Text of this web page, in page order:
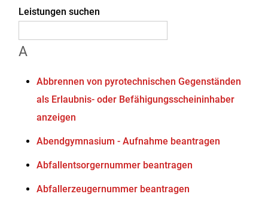
Leistungen suchen
A
Abbrennen von pyrotechnischen Gegenständen
als Erlaubnis- oder Befähigungsscheininhaber
anzeigen
Abendgymnasium - Aufnahme beantragen
Abfallentsorgernummer beantragen
Abfallerzeugernummer beantragen